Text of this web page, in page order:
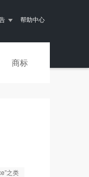
帮助中心
商标
之类